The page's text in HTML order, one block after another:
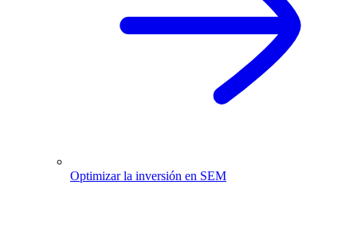
Optimizar la inversión en SEM